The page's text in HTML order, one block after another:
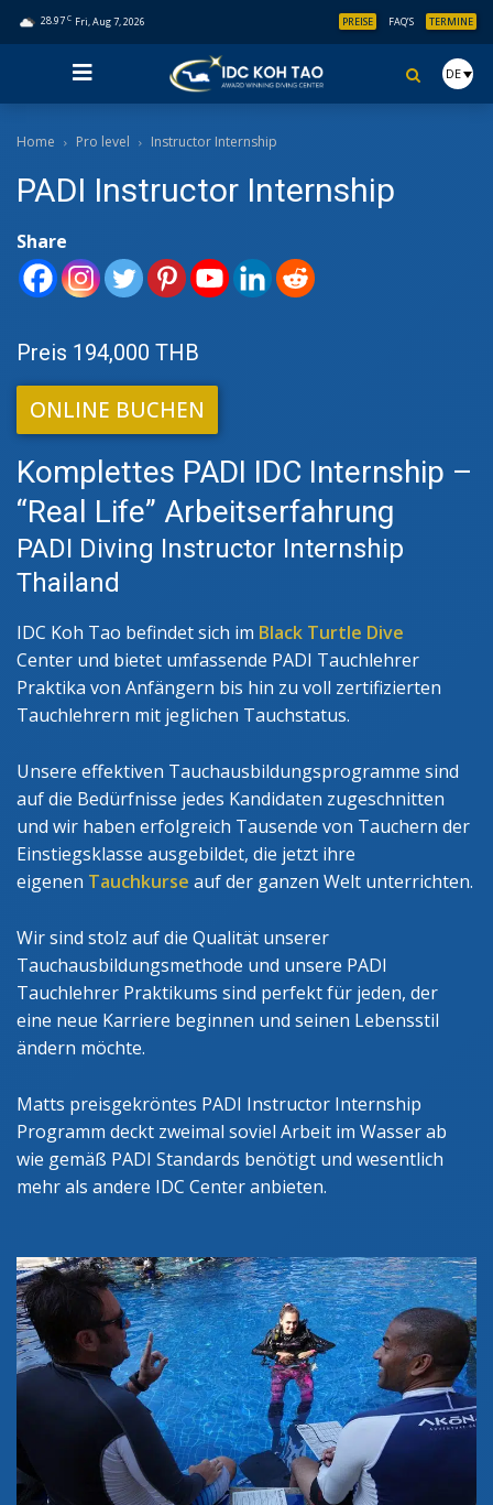
28.97 C Fri, Aug 7, 2026 PREISE FAQ’S TERMINE
DE
Home Pro level Instructor Internship
PADI Instructor Internship
Share
Preis 194,000 THB
ONLINE BUCHEN
Komplettes PADI IDC Internship –
“Real Life” Arbeitserfahrung
PADI Diving Instructor Internship
Thailand
IDC Koh Tao befindet sich im Black Turtle Dive
Center und bietet umfassende PADI Tauchlehrer
Praktika von Anfängern bis hin zu voll zertifizierten
Tauchlehrern mit jeglichen Tauchstatus.
Unsere effektiven Tauchausbildungsprogramme sind
auf die Bedürfnisse jedes Kandidaten zugeschnitten
und wir haben erfolgreich Tausende von Tauchern der
Einstiegsklasse ausgebildet, die jetzt ihre
eigenen Tauchkurse auf der ganzen Welt unterrichten.
Wir sind stolz auf die Qualität unserer
Tauchausbildungsmethode und unsere PADI
Tauchlehrer Praktikums sind perfekt für jeden, der
eine neue Karriere beginnen und seinen Lebensstil
ändern möchte.
Matts preisgekröntes PADI Instructor Internship
Programm deckt zweimal soviel Arbeit im Wasser ab
wie gemäß PADI Standards benötigt und wesentlich
mehr als andere IDC Center anbieten.